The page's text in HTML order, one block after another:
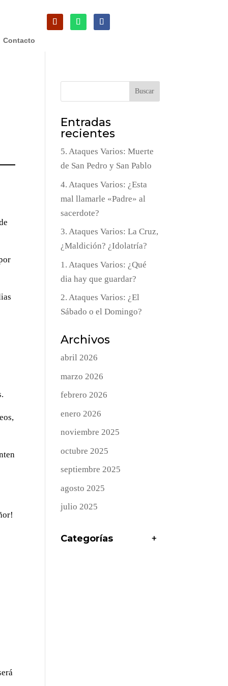
Contacto
Buscar
Entradas
recientes
5. Ataques Varios: Muerte
de San Pedro y San Pablo
4. Ataques Varios: ¿Esta
mal llamarle «Padre» al
sacerdote?
3. Ataques Varios: La Cruz,
¿Maldición? ¿Idolatría?
1. Ataques Varios: ¿Qué
dia hay que guardar?
2. Ataques Varios: ¿El
Sábado o el Domingo?
Archivos
abril 2026
marzo 2026
febrero 2026
enero 2026
noviembre 2025
octubre 2025
septiembre 2025
agosto 2025
julio 2025
Categorías +